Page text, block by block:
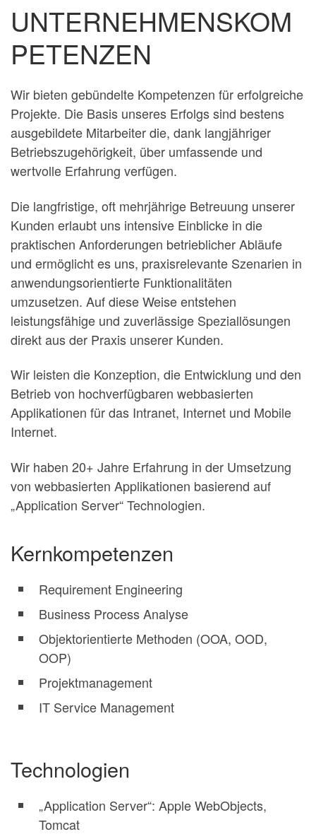
UNTERNEHMENSKOM
PETENZEN
Wir bieten gebündelte Kompetenzen für erfolgreiche
Projekte. Die Basis unseres Erfolgs sind bestens
ausgebildete Mitarbeiter die, dank langjähriger
Betriebszugehörigkeit, über umfassende und
wertvolle Erfahrung verfügen.
Die langfristige, oft mehrjährige Betreuung unserer
Kunden erlaubt uns intensive Einblicke in die
praktischen Anforderungen betrieblicher Abläufe
und ermöglicht es uns, praxisrelevante Szenarien in
anwendungsorientierte Funktionalitäten
umzusetzen. Auf diese Weise entstehen
leistungsfähige und zuverlässige Speziallösungen
direkt aus der Praxis unserer Kunden.
Wir leisten die Konzeption, die Entwicklung und den
Betrieb von hochverfügbaren webbasierten
Applikationen für das Intranet, Internet und Mobile
Internet.
Wir haben 20+ Jahre Erfahrung in der Umsetzung
von webbasierten Applikationen basierend auf
„Application Server“ Technologien.
Kernkompetenzen
Requirement Engineering
Business Process Analyse
Objektorientierte Methoden (OOA, OOD,
OOP)
Projektmanagement
IT Service Management
Technologien
„Application Server“: Apple WebObjects,
Tomcat